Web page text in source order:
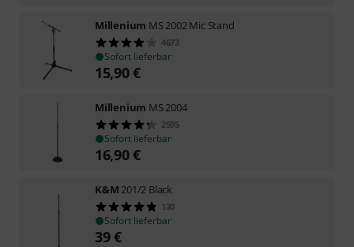
Millenium MS 2002 Mic Stand
4673
Sofort lieferbar
15,90€
Millenium MS 2004
2595
Sofort lieferbar
16,90€
K&M 201/2 Black
130
Sofort lieferbar
39€